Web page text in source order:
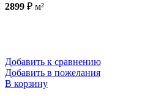
2899 ₽ м²
Добавить к сравнению
Добавить в пожелания
В корзину